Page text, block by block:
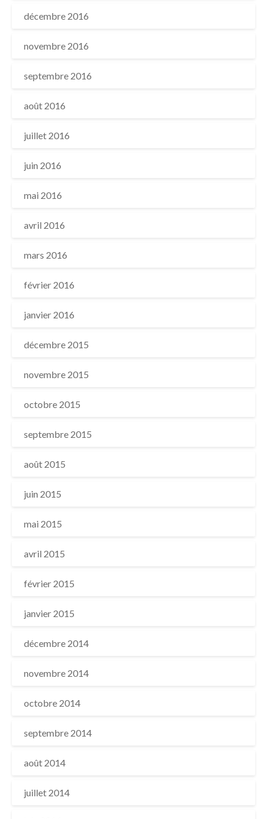
décembre 2016
novembre 2016
septembre 2016
août 2016
juillet 2016
juin 2016
mai 2016
avril 2016
mars 2016
février 2016
janvier 2016
décembre 2015
novembre 2015
octobre 2015
septembre 2015
août 2015
juin 2015
mai 2015
avril 2015
février 2015
janvier 2015
décembre 2014
novembre 2014
octobre 2014
septembre 2014
août 2014
juillet 2014